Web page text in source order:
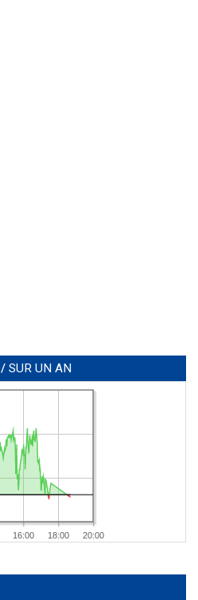
/ SUR UN AN
16:00 18:00 20:00